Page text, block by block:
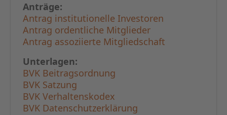
Anträge:
Antrag institutionelle Investoren
Antrag ordentliche Mitglieder
Antrag assoziierte Mitgliedschaft
Unterlagen:
BVK Beitragsordnung
BVK Satzung
BVK Verhaltenskodex
BVK Datenschutzerklärung